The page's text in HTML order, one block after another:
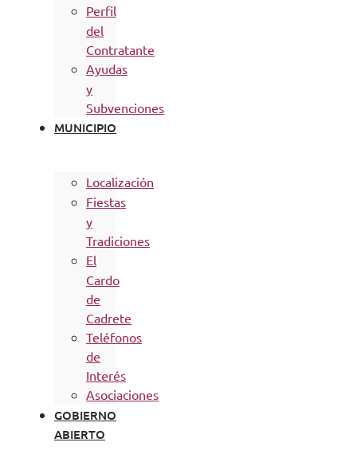
Perfil
del
Contratante
Ayudas
y
Subvenciones
MUNICIPIO
Localización
Fiestas
y
Tradiciones
El
Cardo
de
Cadrete
Teléfonos
de
Interés
Asociaciones
GOBIERNO
ABIERTO